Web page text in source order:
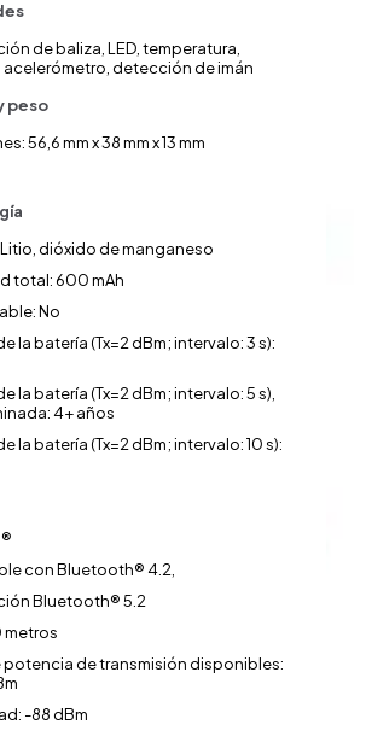
de baliza, LED, temperatura,
detección de imán
peso
56,6 mm x 38 mm x 13 mm
dióxido de manganeso
total: 600 mAh
No
la batería (Tx=2 dBm; intervalo: 3 s):
la batería (Tx=2 dBm; intervalo: 5 s),
4+ años
la batería (Tx=2 dBm; intervalo: 10 s):
con Bluetooth® 4.2,
Bluetooth® 5.2
metros
potencia de transmisión disponibles:
-88 dBm